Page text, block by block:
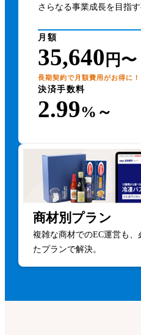
さらなる事業成長を目指
月額
35,640 円〜
長期契約で月額費用がお得に！
決済手数料
2.99%～
商材別プラン
複雑な商材でのEC運営も
たプランで解決。